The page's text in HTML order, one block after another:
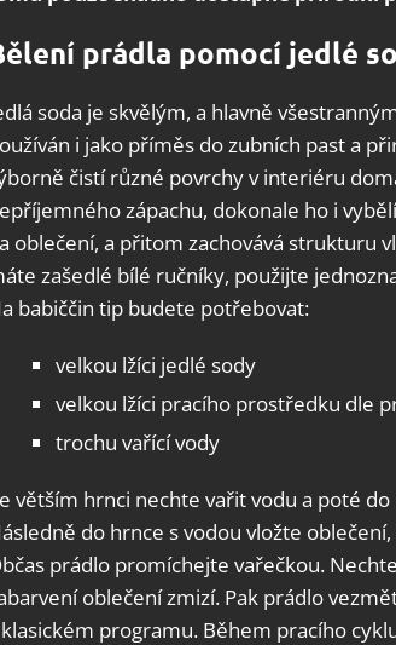
prádla pomocí jedlé
soda je skvělým, a hlavně
i jako příměs do zubních past a
čistí různé povrchy v interiéru
zápachu, dokonale ho i
oblečení, a přitom zachovává strukturu
zašedlé bílé ručníky, použijte
babiččin tip budete potřebovat:
velkou lžíci jedlé sody
velkou lžíci pracího prostředku dle
trochu vařící vody
větším hrnci nechte vařit vodu a poté
do hrnce s vodou vložte
prádlo promíchejte vařečkou.
oblečení zmizí. Pak prádlo
programu. Během pracího